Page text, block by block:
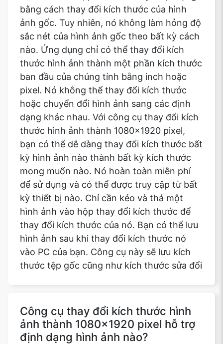
bằng cách thay đổi kích thước của hình
ảnh gốc. Tuy nhiên, nó không làm hỏng độ
sắc nét của hình ảnh gốc theo bất kỳ cách
nào. Ứng dụng chỉ có thể thay đổi kích
thước hình ảnh thành một phần kích thước
ban đầu của chúng tính bằng inch hoặc
pixel. Nó không thể thay đổi kích thước
hoặc chuyển đổi hình ảnh sang các định
dạng khác nhau. Với công cụ thay đổi kích
thước hình ảnh thành 1080x1920 pixel,
bạn có thể dễ dàng thay đổi kích thước bất
kỳ hình ảnh nào thành bất kỳ kích thước
mong muốn nào. Nó hoàn toàn miễn phí
để sử dụng và có thể được truy cập từ bất
kỳ thiết bị nào. Chỉ cần kéo và thả một
hình ảnh vào hộp thay đổi kích thước để
thay đổi kích thước của nó. Bạn có thể lưu
hình ảnh sau khi thay đổi kích thước nó
vào PC của bạn. Công cụ này sẽ lưu kích
thước tệp gốc cũng như kích thước sửa đổi
Công cụ thay đổi kích thước hình
ảnh thành 1080x1920 pixel hỗ trợ
định dạng hình ảnh nào?